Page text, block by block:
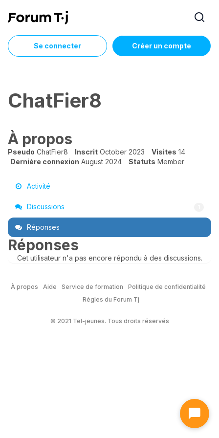
Se connecter Créer un compte
ChatFier8
À propos
Pseudo ChatFier8 Inscrit October 2023 Visites 14
Dernière connexion August 2024 Statuts Member
Activité
Discussions
Réponses
Réponses
Cet utilisateur n'a pas encore répondu à des discussions.
À propos Aide Service de formation
Politique de confidentialité
Règles du Forum Tj
© 2021 Tel-jeunes. Tous droits réservés